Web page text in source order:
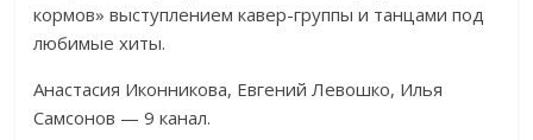
кормов» выступлением кавер-группы и танцами под
любимые хиты.
Анастасия Иконникова, Евгений Левошко, Илья
Самсонов — 9 канал.